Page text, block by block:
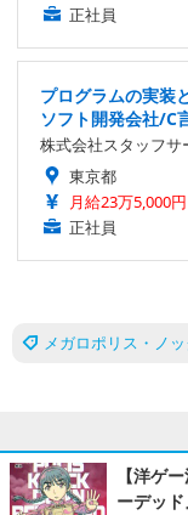
正社員
プログラムの実装
ソフト開発会社/C
株式会社スタッフサ
東京都
月給23万5,000
正社員
メガロポリス・ノ
【洋ゲ
ーデッ